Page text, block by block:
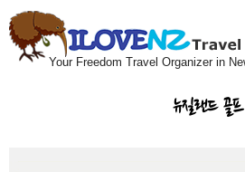
Your Freedom Travel Organizer in
뉴질랜드 골프